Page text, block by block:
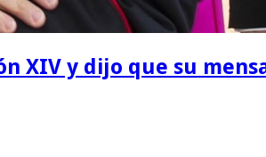
XIV y dijo que su